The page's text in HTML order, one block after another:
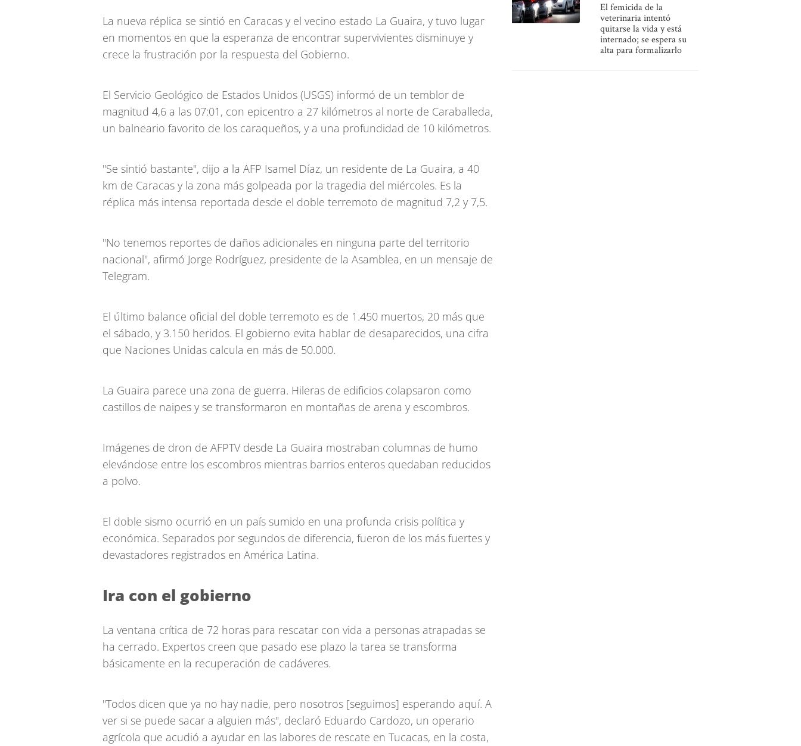
La nueva réplica se sintió en Caracas y el vecino estado La Guaira, y tuvo lugar
en momentos en que la esperanza de encontrar supervivientes disminuye y
crece la frustración por la respuesta del Gobierno.
El Servicio Geológico de Estados Unidos (USGS) informó de un temblor de
magnitud 4,6 a las 07:01, con epicentro a 27 kilómetros al norte de Caraballeda,
un balneario favorito de los caraqueños, y a una profundidad de 10 kilómetros.
"Se sintió bastante", dijo a la AFP Isamel Díaz, un residente de La Guaira, a 40
km de Caracas y la zona más golpeada por la tragedia del miércoles. Es la
réplica más intensa reportada desde el doble terremoto de magnitud 7,2 y 7,5.
"No tenemos reportes de daños adicionales en ninguna parte del territorio
nacional", afirmó Jorge Rodríguez, presidente de la Asamblea, en un mensaje de
Telegram.
El último balance oficial del doble terremoto es de 1.450 muertos, 20 más que
el sábado, y 3.150 heridos. El gobierno evita hablar de desaparecidos, una cifra
que Naciones Unidas calcula en más de 50.000.
La Guaira parece una zona de guerra. Hileras de edificios colapsaron como
castillos de naipes y se transformaron en montañas de arena y escombros.
Imágenes de dron de AFPTV desde La Guaira mostraban columnas de humo
elevándose entre los escombros mientras barrios enteros quedaban reducidos
a polvo.
El doble sismo ocurrió en un país sumido en una profunda crisis política y
económica. Separados por segundos de diferencia, fueron de los más fuertes y
devastadores registrados en América Latina.
Ira con el gobierno
La ventana crítica de 72 horas para rescatar con vida a personas atrapadas se
ha cerrado. Expertos creen que pasado ese plazo la tarea se transforma
básicamente en la recuperación de cadáveres.
"Todos dicen que ya no hay nadie, pero nosotros [seguimos] esperando aquí. A
ver si se puede sacar a alguien más", declaró Eduardo Cardozo, un operario
agrícola que acudió a ayudar en las labores de rescate en Tucacas, en la costa,
El femicida de la
veterinaria intentó
quitarse la vida y está
internado; se espera su
alta para formalizarlo